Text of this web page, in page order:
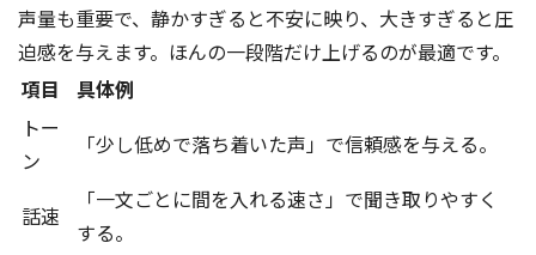
声量も重要で、静かすぎると不安に映り、大きすぎると圧
迫感を与えます。ほんの一段階だけ上げるのが最適です。
項目
具体例
トー
ン
「少し低めで落ち着いた声」で信頼感を与える。
話速
「一文ごとに間を入れる速さ」で聞き取りやすく
する。